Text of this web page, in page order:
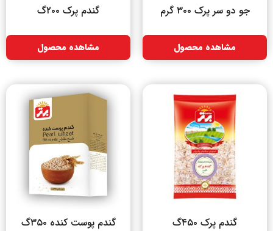
جو دو سر پرک ۳۰۰ گرم
مشاهده محصول
گندم پرک ۲۰۰گ
مشاهده محصول
گندم پرک ۴۵۰گ گندم پوست کنده ۳۵۰گ